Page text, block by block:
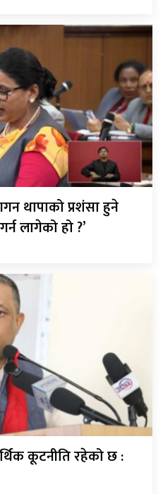
थापाको प्रशंसा हुने
लागेको हो ?’
कूटनीति रहेको छ :